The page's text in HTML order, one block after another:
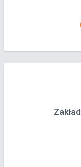
Inne